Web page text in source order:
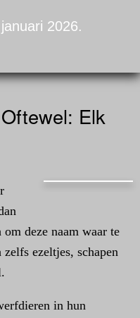
2026.
Elk
deze naam waar te
ezeltjes, schapen
in hun